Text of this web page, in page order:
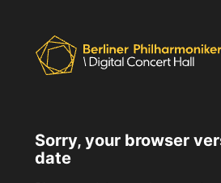
Sorry, your browser
date